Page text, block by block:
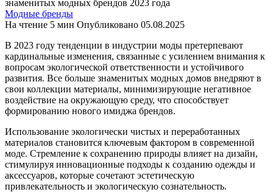
Модные бренды
На чтение 5 мин Опубликовано 05.08.2025
В 2023 году тенденции в индустрии моды претерпевают
кардинальные изменения, связанные с усилением внимания к
вопросам экологической ответственности и устойчивого
развития. Все больше знаменитых модных домов внедряют в
свои коллекции материалы, минимизирующие негативное
воздействие на окружающую среду, что способствует
формированию нового имиджа брендов.
Использование экологически чистых и переработанных
материалов становится ключевым фактором в современной
моде. Стремление к сохранению природы влияет на дизайн,
стимулируя инновационные подходы к созданию одежды и
аксессуаров, которые сочетают эстетическую
привлекательность и экологическую сознательность.